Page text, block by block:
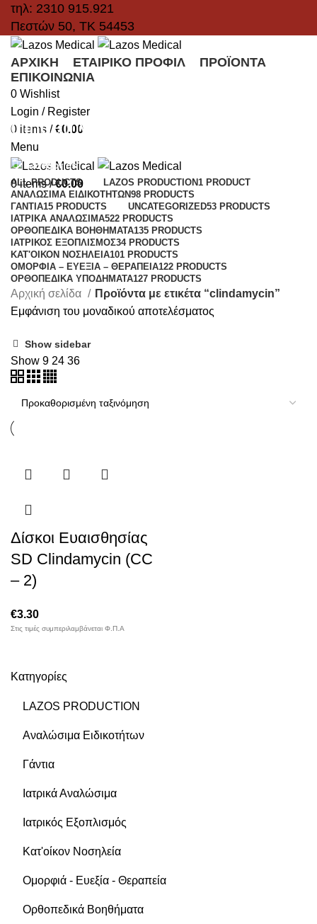
τηλ: 2310 915.921
Πεστών 50, ΤΚ 54453
ΑΡΧΙΚΉ ΕΤΑΙΡΙΚΌ ΠΡΟΦΊΛ
ΠΡΟΪΌΝΤΑ
ΕΠΙΚΟΙΝΩΝΊΑ
0 Wishlist
Login / Register
0 items / €0.00
Menu
0items / €0.00
clindamycin
Categories
ALL PRODUCTS LAZOS PRODUCTION1 PRODUCT
ΑΝΑΛΏΣΙΜΑ ΕΙΔΙΚΟΤΉΤΩΝ98 PRODUCTS
ΓΆΝΤΙΑ15 PRODUCTS UNCATEGORIZED53 PRODUCTS
ΙΑΤΡΙΚΆ ΑΝΑΛΏΣΙΜΑ522 PRODUCTS
ΟΡΘΟΠΕΔΙΚΆ ΒΟΗΘΉΜΑΤΑ135 PRODUCTS
ΙΑΤΡΙΚΌΣ ΕΞΟΠΛΙΣΜΌΣ34 PRODUCTS
ΚΑΤ'ΟΊΚΟΝ ΝΟΣΗΛΕΊΑ101 PRODUCTS
ΟΜΟΡΦΙΆ – ΕΥΕΞΊΑ – ΘΕΡΑΠΕΊΑ122 PRODUCTS
ΟΡΘΟΠΕΔΙΚΆ ΥΠΟΔΉΜΑΤΑ127 PRODUCTS
Κατηγορίες
LAZOS PRODUCTION
Αναλώσιμα Ειδικοτήτων
Γάντια
Ιατρικά Αναλώσιμα
Ιατρικός Εξοπλισμός
Κατ'οίκον Νοσηλεία
Ομορφιά - Ευεξία - Θεραπεία
Ορθοπεδικά Βοηθήματα
Αρχική σελίδα
Προϊόντα με ετικέτα “clindamycin”
Εμφάνιση του μοναδικού αποτελέσματος
Show sidebar
Show 9 24 36
Δίσκοι Ευαισθησίας
SD Clindamycin (CC
– 2)
€3.30
Στις τιμές συμπεριλαμβάνεται Φ.Π.Α